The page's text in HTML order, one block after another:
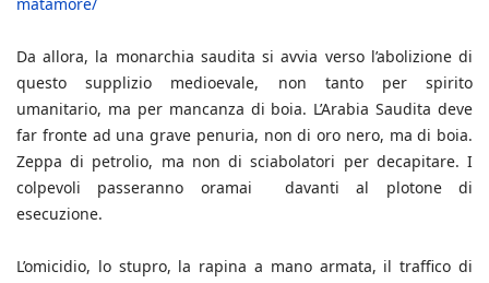
Da allora, la monarchia saudita si avvia verso l’abolizione di
questo supplizio medioevale, non tanto per spirito
umanitario, ma per mancanza di boia. L’Arabia Saudita deve
far fronte ad una grave penuria, non di oro nero, ma di boia.
Zeppa di petrolio, ma non di sciabolatori per decapitare. I
colpevoli passeranno oramai davanti al plotone di
esecuzione.
L’omicidio, lo stupro, la rapina a mano armata, il traffico di